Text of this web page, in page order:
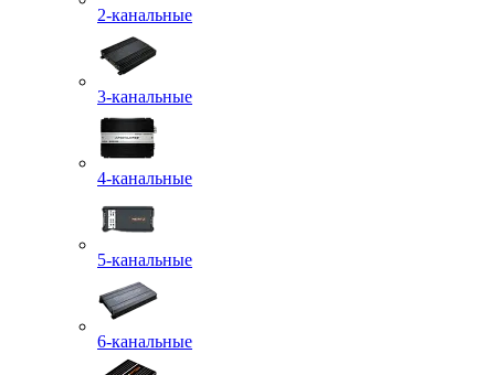
2-канальные
3-канальные
4-канальные
5-канальные
6-канальные